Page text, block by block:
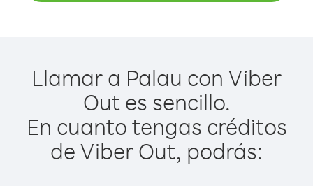
Llamar a Palau con Viber
Out es sencillo.
En cuanto tengas créditos
de Viber Out, podrás: